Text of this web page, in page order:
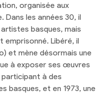
organisée aux
Dans les années 30, il
basques, mais
emprisonné. Libéré, il
et mène désormais une
à exposer ses œuvres
à des
basques, et en 1973, une